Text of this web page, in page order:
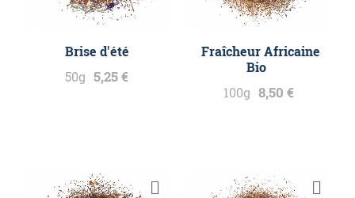
Brise d'été
50g 5,25 €
Fraîcheur Africaine
Bio
100g 8,50 €